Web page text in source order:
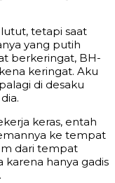
tetapi saat
yang putih
berkeringat, BH-
keringat. Aku
di desaku
keras, entah
ke tempat
m dari tempat
karena hanya gadis